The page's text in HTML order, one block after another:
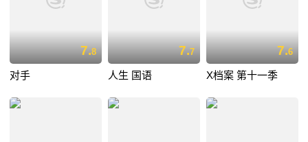
7.8
对手
7.7
人生 国语
7.6
X档案 第十一季